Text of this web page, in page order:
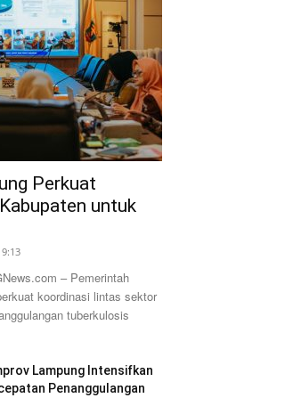
Perkuat
untuk
– Pemerintah
koordinasi lintas sektor
tuberkulosis
Lampung Intensifkan
Penanggulangan